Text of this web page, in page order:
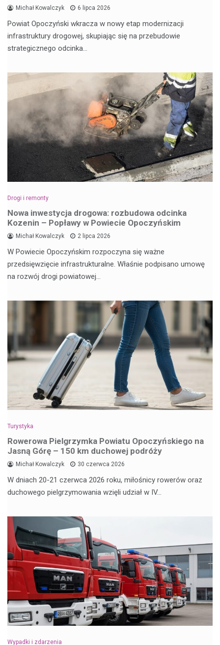
Michał Kowalczyk 6 lipca 2026
Powiat Opoczyński wkracza w nowy etap modernizacji
infrastruktury drogowej, skupiając się na przebudowie
strategicznego odcinka…
Drogi i remonty
Nowa inwestycja drogowa: rozbudowa odcinka
Kozenin – Popławy w Powiecie Opoczyńskim
Michał Kowalczyk 2 lipca 2026
W Powiecie Opoczyńskim rozpoczyna się ważne
przedsięwzięcie infrastrukturalne. Właśnie podpisano umowę
na rozwój drogi powiatowej…
Turystyka
Rowerowa Pielgrzymka Powiatu Opoczyńskiego na
Jasną Górę – 150 km duchowej podróży
Michał Kowalczyk 30 czerwca 2026
W dniach 20-21 czerwca 2026 roku, miłośnicy rowerów oraz
duchowego pielgrzymowania wzięli udział w IV…
Wypadki i zdarzenia